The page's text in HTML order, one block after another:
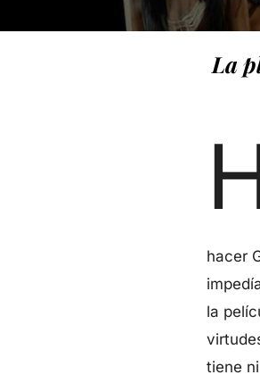
La
hacer
la
tiene